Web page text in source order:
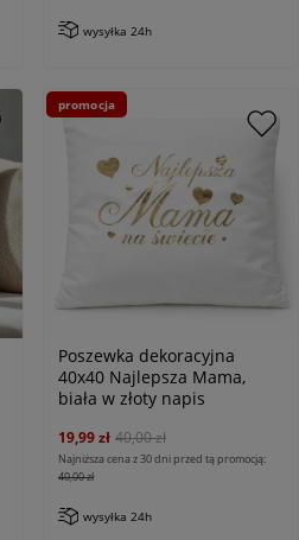
wysyłka 24h
Poszewka dekoracyjna
40x40 Najlepsza Mama,
biała w złoty napis
19,99 zł 40,00 zł
Najniższa cena z 30 dni przed tą promocją:
40,00 zł
wysyłka 24h
promocja